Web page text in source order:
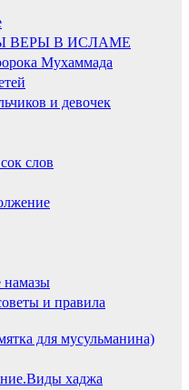
ВЕРЫ В ИСЛАМЕ
Мухаммада
и девочек
слов
намазы
и правила
для мусульманина)
хаджа